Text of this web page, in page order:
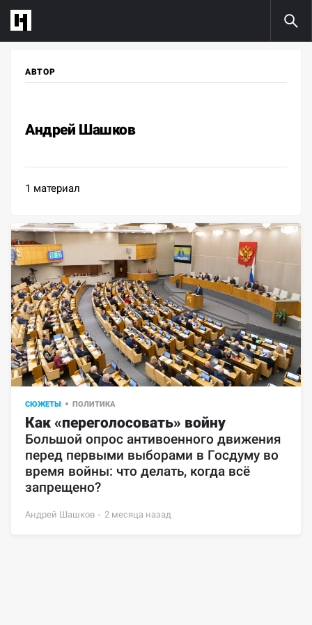
АВТОР
Андрей Шашков
1 материал
СЮЖЕТЫ ПОЛИТИКА
Как «переголосовать» войну
Большой опрос антивоенного движения
перед первыми выборами в Госдуму во
время войны: что делать, когда всё
запрещено?
Андрей Шашков -